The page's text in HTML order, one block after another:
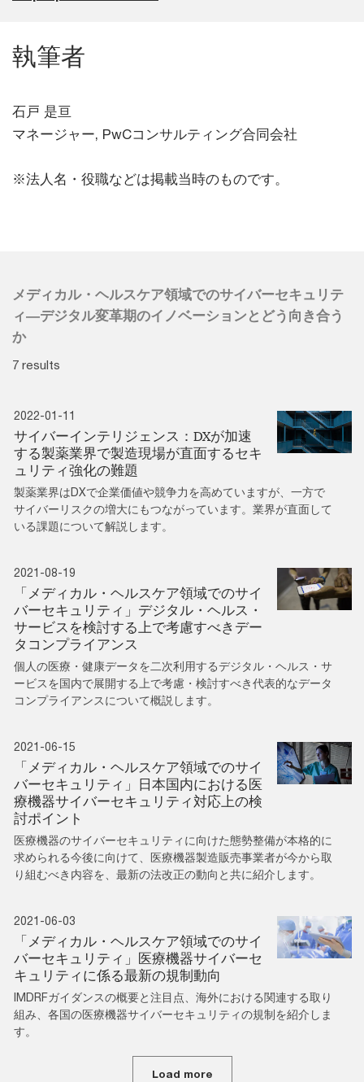
執筆者
石戸 是亘
マネージャー, PwCコンサルティング合同会社
※法人名・役職などは掲載当時のものです。
メディカル・ヘルスケア領域でのサイバーセキュリテ
ィ―デジタル変革期のイノベーションとどう向き合う
か
7 results
2022-01-11
サイバーインテリジェンス：DXが加速
する製薬業界で製造現場が直面するセキ
ュリティ強化の難題
製薬業界はDXで企業価値や競争力を高めていますが、一方で
サイバーリスクの増大にもつながっています。業界が直面して
いる課題について解説します。
2021-08-19
「メディカル・ヘルスケア領域でのサイ
バーセキュリティ」デジタル・ヘルス・
サービスを検討する上で考慮すべきデー
タコンプライアンス
個人の医療・健康データを二次利用するデジタル・ヘルス・サ
ービスを国内で展開する上で考慮・検討すべき代表的なデータ
コンプライアンスについて概説します。
2021-06-15
「メディカル・ヘルスケア領域でのサイ
バーセキュリティ」日本国内における医
療機器サイバーセキュリティ対応上の検
討ポイント
医療機器のサイバーセキュリティに向けた態勢整備が本格的に
求められる今後に向けて、医療機器製造販売事業者が今から取
り組むべき内容を、最新の法改正の動向と共に紹介します。
2021-06-03
「メディカル・ヘルスケア領域でのサイ
バーセキュリティ」医療機器サイバーセ
キュリティに係る最新の規制動向
IMDRFガイダンスの概要と注目点、海外における関連する取り
組み、各国の医療機器サイバーセキュリティの規制を紹介しま
す。
Load more